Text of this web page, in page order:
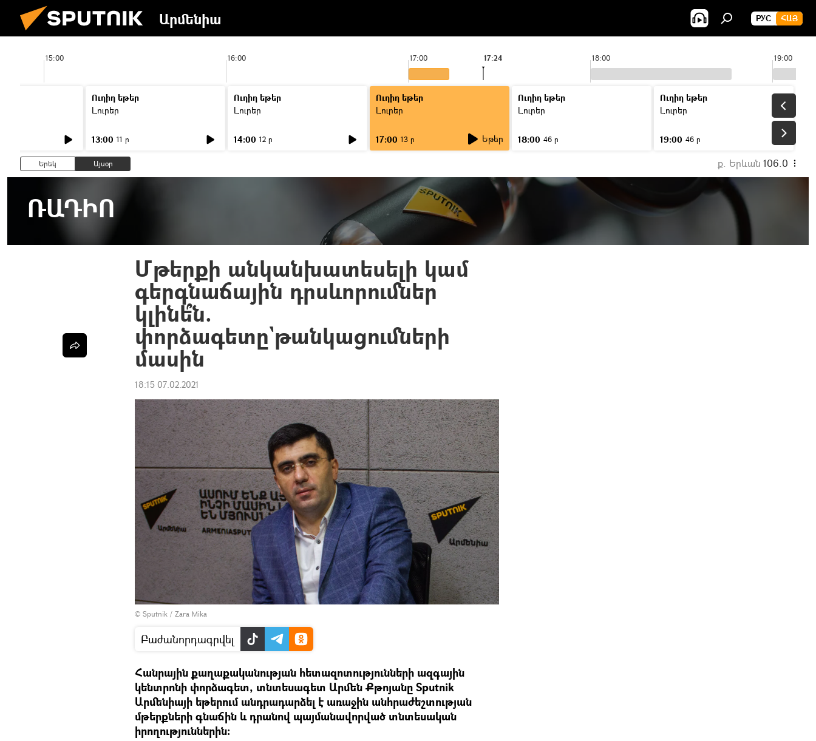
Արմենիա РУС ՀԱՅ
15:00 16:00 17:00 18:00 19:00
17:24
Ուղիղ եթեր
Լուրեր
13:00 11 ր
Ուղիղ եթեր
Լուրեր
14:00 12 ր
Ուղիղ եթեր
Լուրեր
17:00 13 ր Եթեր
Ուղիղ եթեր
Լուրեր
18:00 46 ր
Ուղիղ եթեր
Լուրեր
19:00 46 ր
Երեկ Այսօր ք. Երևան 106.0
ՌԱԴԻՈ
Մթերքի անկանխատեսելի կամ
գերգնաճային դրսևորումներ
կլինե՞ն.
փորձագետը`թանկացումների
մասին
18:15 07.02.2021
© Sputnik / Zara Mika
Բաժանորդագրվել
Հանրային քաղաքականության հետազոտությունների ազգային
կենտրոնի փորձագետ, տնտեսագետ Արմեն Քթոյանը Sputnik
Արմենիայի եթերում անդրադարձել է առաջին անհրաժեշտության
մթերքների գնաճին և դրանով պայմանավորված տնտեսական
իրողություններին։